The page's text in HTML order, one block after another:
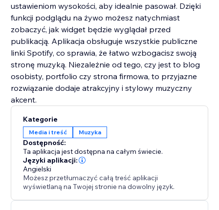
ustawieniom wysokości, aby idealnie pasował. Dzięki
funkcji podglądu na żywo możesz natychmiast
zobaczyć, jak widget będzie wyglądał przed
publikacją. Aplikacja obsługuje wszystkie publiczne
linki Spotify, co sprawia, że łatwo wzbogacisz swoją
stronę muzyką. Niezależnie od tego, czy jest to blog
osobisty, portfolio czy strona firmowa, to przyjazne
rozwiązanie dodaje atrakcyjny i stylowy muzyczny
akcent.
Kategorie
Media i treść Muzyka
Dostępność:
Ta aplikacja jest dostępna na całym świecie.
Języki aplikacji:
Angielski
Możesz przetłumaczyć całą treść aplikacji
wyświetlaną na Twojej stronie na dowolny język.